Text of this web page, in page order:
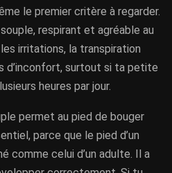
le premier critère à regarder.
respirant et agréable au
irritations, la transpiration
d’inconfort, surtout si ta petite
heures par jour.
permet au pied de bouger
parce que le pied d’un
comme celui d’un adulte. Il a